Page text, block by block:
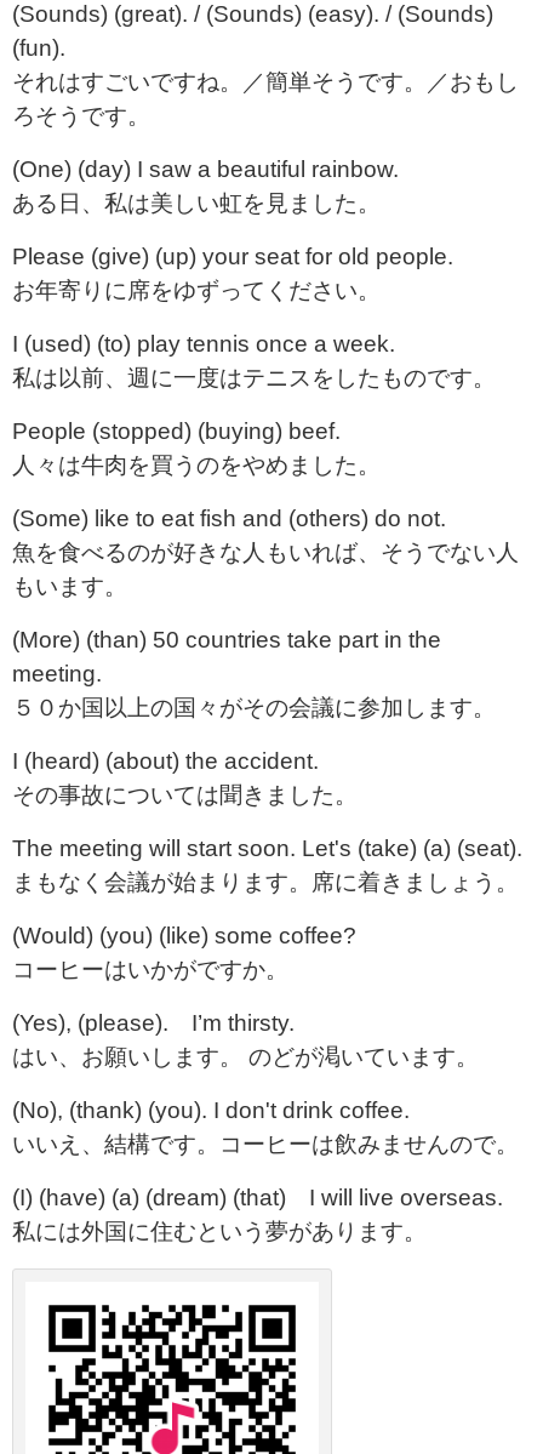
(Sounds) (great). / (Sounds) (easy). / (Sounds)
(fun).
それはすごいですね。／簡単そうです。／おもし
ろそうです。
(One) (day) I saw a beautiful rainbow.
ある日、私は美しい虹を見ました。
Please (give) (up) your seat for old people.
お年寄りに席をゆずってください。
I (used) (to) play tennis once a week.
私は以前、週に一度はテニスをしたものです。
People (stopped) (buying) beef.
人々は牛肉を買うのをやめました。
(Some) like to eat fish and (others) do not.
魚を食べるのが好きな人もいれば、そうでない人
もいます。
(More) (than) 50 countries take part in the
meeting.
５０か国以上の国々がその会議に参加します。
I (heard) (about) the accident.
その事故については聞きました。
The meeting will start soon. Let's (take) (a) (seat).
まもなく会議が始まります。席に着きましょう。
(Would) (you) (like) some coffee?
コーヒーはいかがですか。
(Yes), (please). I’m thirsty.
はい、お願いします。 のどが渇いています。
(No), (thank) (you). I don't drink coffee.
いいえ、結構です。コーヒーは飲みませんので。
(I) (have) (a) (dream) (that) I will live overseas.
私には外国に住むという夢があります。